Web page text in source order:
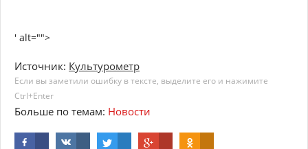
' alt="">
Источник: Культурометр
Если вы заметили ошибку в тексте, выделите его и нажимите
Ctrl+Enter
Больше по темам: Новости